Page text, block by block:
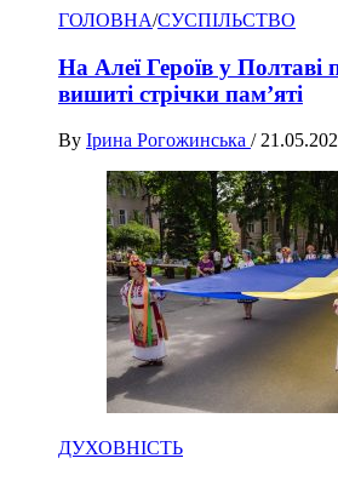
ГОЛОВНА/СУСПІЛЬСТВО
На Алеї Героїв у Полтаві
вишиті стрічки пам’яті
By Ірина Рогожинська /
ДУХОВНІСТЬ